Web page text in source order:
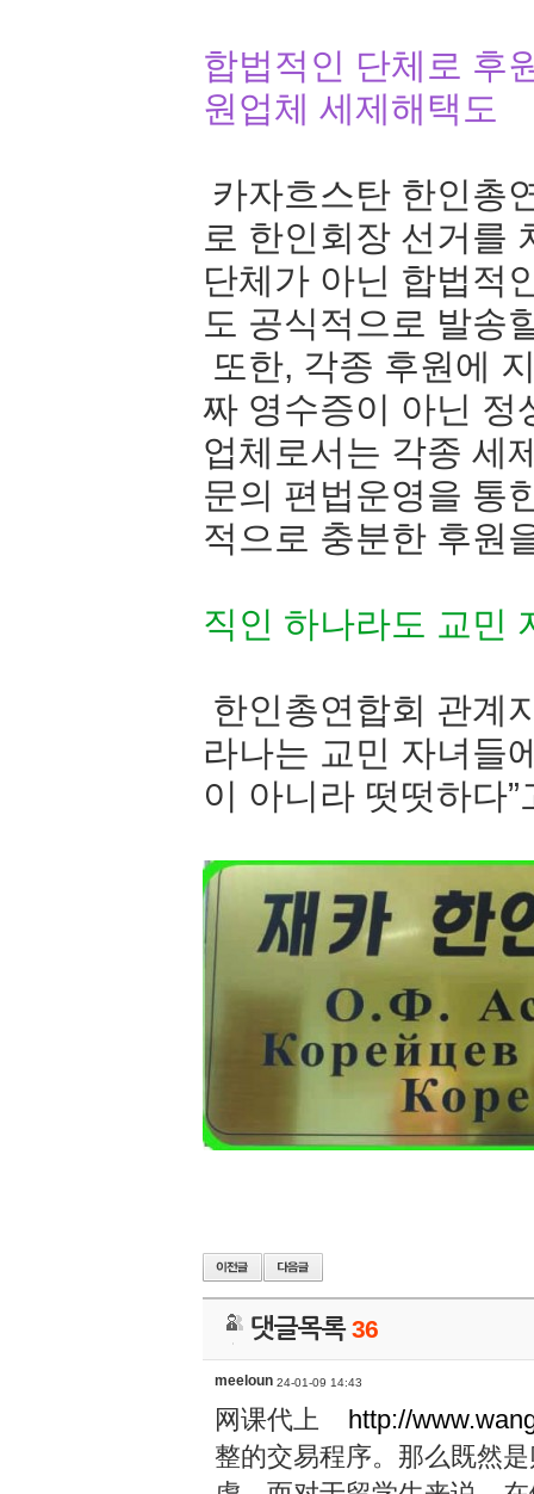
합법적인 단체로 후
원업체 세제해택도
카자흐스탄 한인총
로 한인회장 선거를
단체가 아닌 합법적
도 공식적으로 발송
또한, 각종 후원에
짜 영수증이 아닌 정
업체로서는 각종 세
문의 편법운영을 통
적으로 충분한 후원
직인 하나라도 교민
한인총연합회 관계
라나는 교민 자녀들
이 아니라 떳떳하다
댓글목록36
meeloun 24-01-09 14:43
网课代上 http://
整的交易程序。那么既然